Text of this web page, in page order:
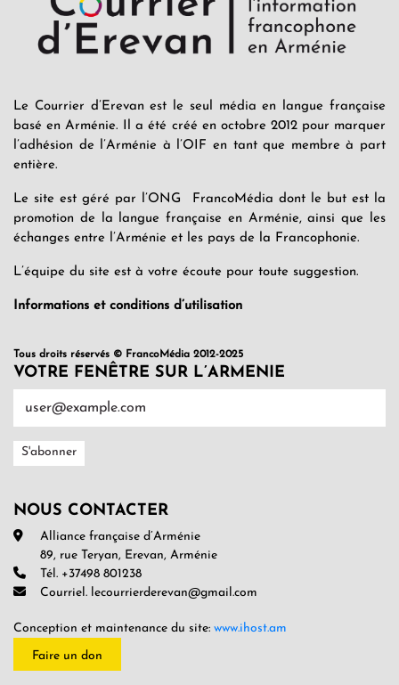
Le Courrier d’Erevan est le seul média en langue française
basé en Arménie. Il a été créé en octobre 2012 pour marquer
l’adhésion de l’Arménie à l’OIF en tant que membre à part
entière.
Le site est géré par l’ONG FrancoMédia dont le but est la
promotion de la langue française en Arménie, ainsi que les
échanges entre l’Arménie et les pays de la Francophonie.
L’équipe du site est à votre écoute pour toute suggestion.
Informations et conditions d’utilisation
Tous droits réservés © FrancoMédia 2012-2025
VOTRE FENÊTRE SUR L’ARMENIE
NOUS CONTACTER
Alliance française d’Arménie
89, rue Teryan, Erevan, Arménie
Tél. +37498 801238
Courriel. lecourrierderevan@gmail.com
Conception et maintenance du site: www.ihost.am
Faire un don